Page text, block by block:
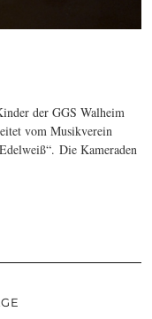
der GGS Walheim
vom Musikverein
Die Kameraden